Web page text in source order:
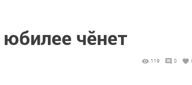
чӗнет
119 0